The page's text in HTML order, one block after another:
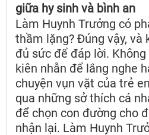
giữa hy sinh và bình an
Làm Huynh Trưởng có
thầm lặng? Đúng vậy, và
đủ sức để đáp lời.
kiên nhẫn để lắng nghe
chuyện vụn vặt của trẻ
qua những sở thích cá
để chọn con đường cho
nhận lại. Làm Huynh